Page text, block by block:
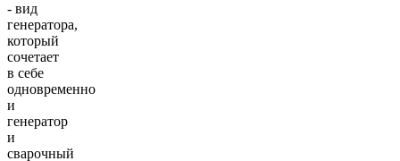
- вид
генератора,
который
сочетает
в себе
одновременно
и
генератор
и
сварочный